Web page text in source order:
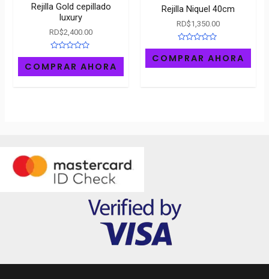
Rejilla Gold cepillado
luxury
RD$2,400.00
Rated
0
out
of
COMPRAR AHORA
Rejilla Niquel 40cm
RD$1,350.00
Rated
0
out
of
COMPRAR AHORA